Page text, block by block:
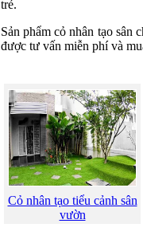
trẻ.
Sản phẩm cỏ nhân tạo
được tư vấn miễn phí và
Cỏ nhân tạo tiểu cảnh sân
vườn